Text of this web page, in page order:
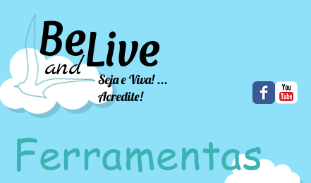
and
BeLive
Seja e Viva! ...
Acredite!
Ferramentas